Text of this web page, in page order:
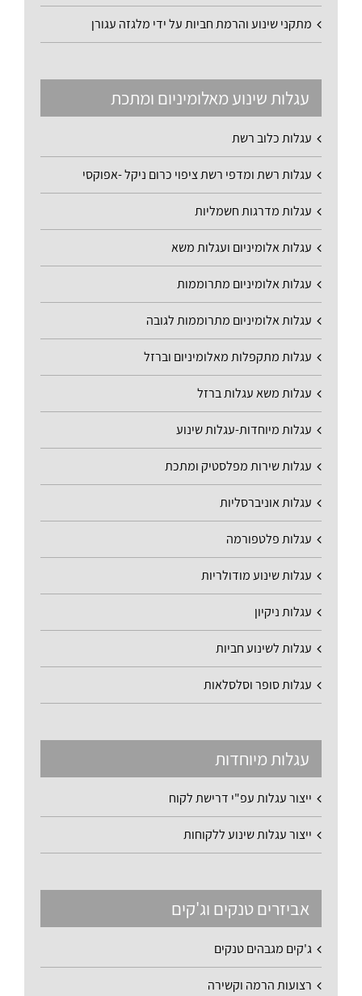
מתקני שינוע והרמת חביות על ידי מלגזה עגורן
עגלות שינוע מאלומיניום ומתכת
עגלות כלוב רשת
עגלות רשת ומדפי רשת ציפוי כרום ניקל -אפוקסי
עגלות מדרגות חשמליות
עגלות אלומיניום ועגלות משא
עגלות אלומיניום מתרוממות
עגלות אלומיניום מתרוממות לגובה
עגלות מתקפלות מאלומיניום וברזל
עגלות משא עגלות ברזל
עגלות מיוחדות-עגלות שינוע
עגלות שירות מפלסטיק ומתכת
עגלות אוניברסליות
עגלות פלטפורמה
עגלות שינוע מודולריות
עגלות ניקיון
עגלות לשינוע חביות
עגלות סופר וסלסלאות
עגלות מיוחדות
ייצור עגלות עפ"י דרישת לקוח
ייצור עגלות שינוע ללקוחות
אביזרים טנקים וג'קים
ג'קים מגבהים טנקים
רצועות הרמה וקשירה